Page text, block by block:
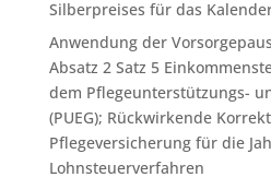
Silberpreises für das
Anwendung der
Absatz 2 Satz 5
dem Pflegeunterstützungs-
(PUEG); Rückwirkende
Pflegeversicherung für die
Lohnsteuerverfahren